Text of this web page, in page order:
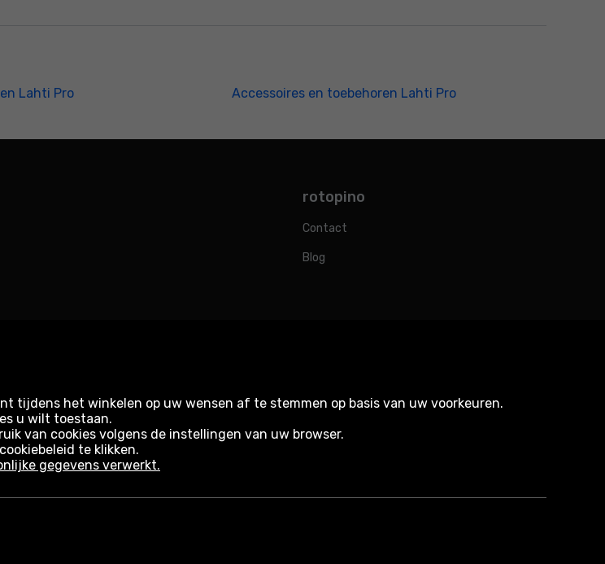
Lahti Pro Accessoires en toebehoren Lahti Pro
rotopino
Contact
Blog
tijdens het winkelen op uw wensen af te stemmen op basis van uw voorkeuren.
u wilt toestaan.
van cookies volgens de instellingen van uw browser.
te klikken.
gegevens verwerkt.